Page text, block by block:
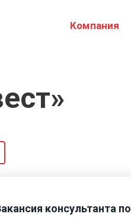
Компания
консультанта по